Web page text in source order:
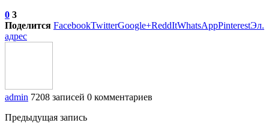
0 3
Поделится FacebookTwitterGoogle+ReddItWhatsAppPinterestЭл.
адрес
admin 7208 записей 0 комментариев
Предыдущая запись